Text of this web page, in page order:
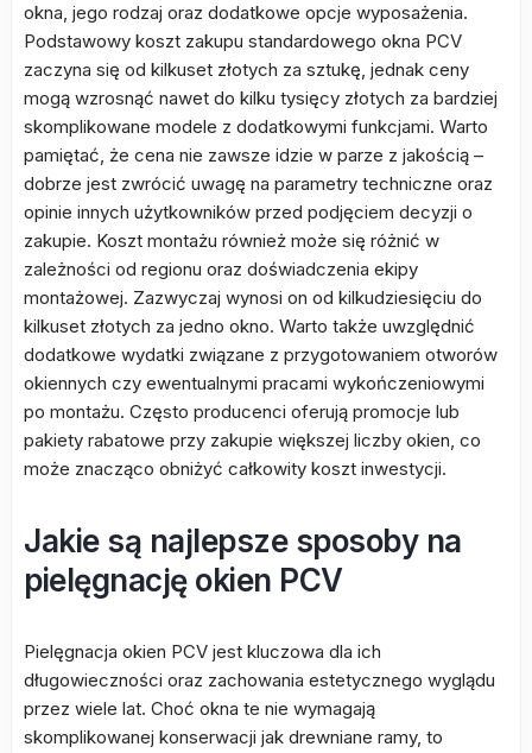
okna, jego rodzaj oraz dodatkowe opcje wyposażenia.
Podstawowy koszt zakupu standardowego okna PCV
zaczyna się od kilkuset złotych za sztukę, jednak ceny
mogą wzrosnąć nawet do kilku tysięcy złotych za bardziej
skomplikowane modele z dodatkowymi funkcjami. Warto
pamiętać, że cena nie zawsze idzie w parze z jakością –
dobrze jest zwrócić uwagę na parametry techniczne oraz
opinie innych użytkowników przed podjęciem decyzji o
zakupie. Koszt montażu również może się różnić w
zależności od regionu oraz doświadczenia ekipy
montażowej. Zazwyczaj wynosi on od kilkudziesięciu do
kilkuset złotych za jedno okno. Warto także uwzględnić
dodatkowe wydatki związane z przygotowaniem otworów
okiennych czy ewentualnymi pracami wykończeniowymi
po montażu. Często producenci oferują promocje lub
pakiety rabatowe przy zakupie większej liczby okien, co
może znacząco obniżyć całkowity koszt inwestycji.
Jakie są najlepsze sposoby na
pielęgnację okien PCV
Pielęgnacja okien PCV jest kluczowa dla ich
długowieczności oraz zachowania estetycznego wyglądu
przez wiele lat. Choć okna te nie wymagają
skomplikowanej konserwacji jak drewniane ramy, to